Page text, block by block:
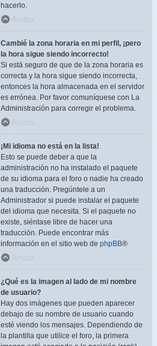
hacerlo.
Arriba
Cambié la zona horaria en mi perfil, ¡pero
la hora sigue siendo incorrecto!
Si está seguro de que de la zona horaria es
correcta y la hora sigue siendo incorrecta,
entonces la hora almacenada en el servidor
es errónea. Por favor comuníquese con La
Administración para corregir el problema.
Arriba
¡Mi idioma no está en la lista!
Esto se puede deber a que la
administración no ha instalado el paquete
de su idioma para el foro o nadie ha creado
una traducción. Pregúntele a un
Administrador si puede instalar el paquete
del idioma que necesita. Si el paquete no
existe, siéntase libre de hacer una
traducción. Puede encontrar más
información en el sitio web de phpBB®
Arriba
¿Qué es la imagen al lado de mi nombre
de usuario?
Hay dos imágenes que pueden aparecer
debajo de su nombre de usuario cuando
esté viendo los mensajes. Dependiendo de
la plantilla que utilice el foro, la primera